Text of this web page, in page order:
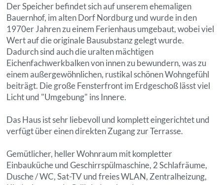
Der Speicher befindet sich auf unserem ehemaligen
Bauernhof, im alten Dorf Nordburg und wurde in den
1970er Jahren zu einem Ferienhaus umgebaut, wobei viel
Wert auf die originale Bausubstanz gelegt wurde.
Dadurch sind auch die uralten mächtigen
Eichenfachwerkbalken von innen zu bewundern, was zu
einem außergewöhnlichen, rustikal schönen Wohngefühl
beiträgt. Die große Fensterfront im Erdgeschoß lässt viel
Licht und "Umgebung" ins Innere.
Das Haus ist sehr liebevoll und komplett eingerichtet und
verfügt über einen direkten Zugang zur Terrasse.
Gemütlicher, heller Wohnraum mit kompletter
Einbauküche und Geschirrspülmaschine, 2 Schlafräume,
Dusche / WC, Sat-TV und freies WLAN, Zentralheizung,